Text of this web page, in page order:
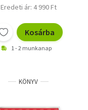
Eredeti ár: 4 990 Ft
Kosárba
1 - 2 munkanap
KÖNYV